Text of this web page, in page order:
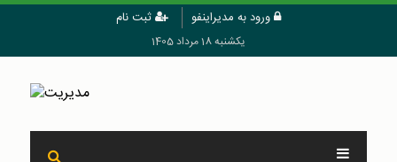
ورود به مدیراینفو ثبت نام
یکشنبه 18 مرداد 1405